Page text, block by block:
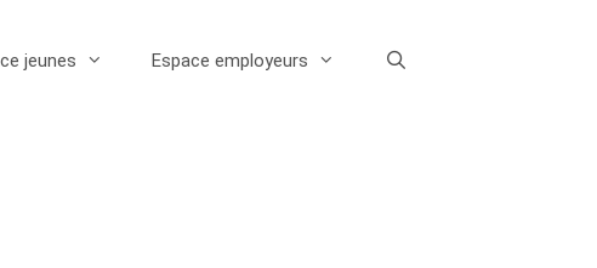
jeunes Espace employeurs